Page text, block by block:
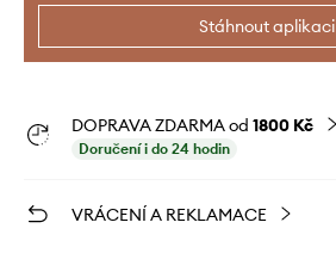
Stáhnout aplikaci
DOPRAVA ZDARMA od 1800 Kč
Doručení i do 24 hodin
VRÁCENÍ A REKLAMACE